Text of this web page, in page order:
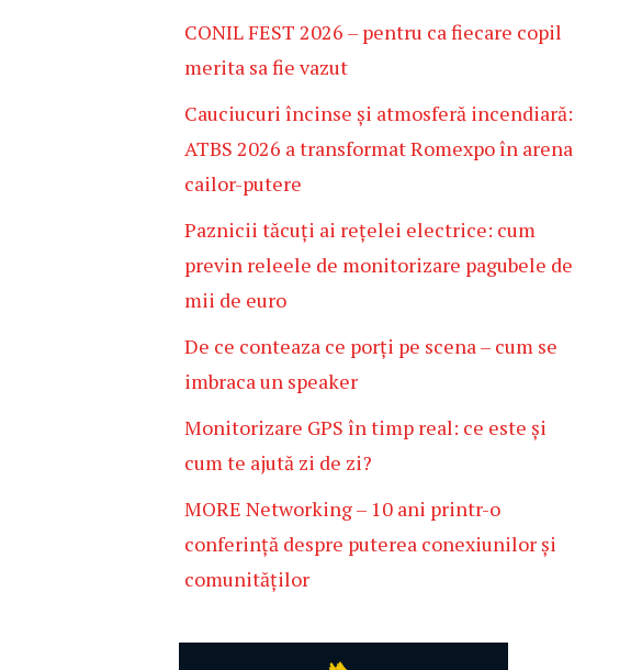
CONIL FEST 2026 – pentru ca fiecare copil
merita sa fie vazut
Cauciucuri încinse și atmosferă incendiară:
ATBS 2026 a transformat Romexpo în arena
cailor-putere
Paznicii tăcuți ai rețelei electrice: cum
previn releele de monitorizare pagubele de
mii de euro
De ce conteaza ce porți pe scena – cum se
imbraca un speaker
Monitorizare GPS în timp real: ce este și
cum te ajută zi de zi?
MORE Networking – 10 ani printr-o
conferință despre puterea conexiunilor și
comunităților